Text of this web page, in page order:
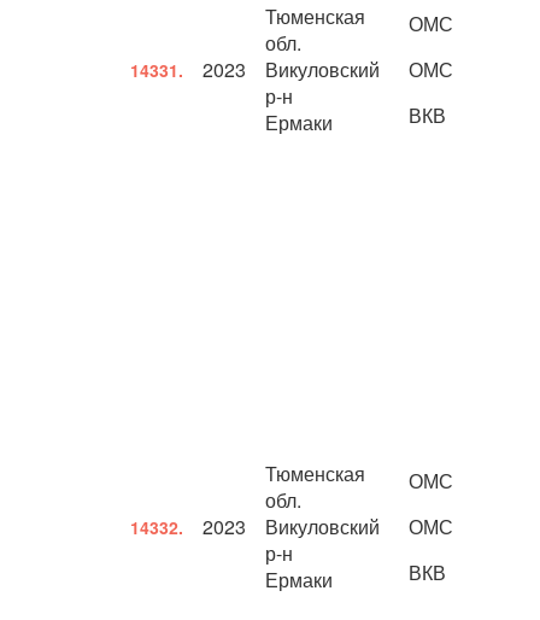
14331. 2023
Тюменская
обл.
Викуловский
р-н
Ермаки
ОМС
ОМС
ВКВ
14332. 2023
Тюменская
обл.
Викуловский
р-н
Ермаки
ОМС
ОМС
ВКВ